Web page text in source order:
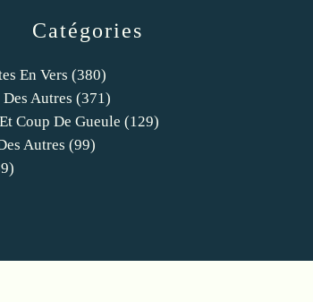
Catégories
En Vers (380)
Autres (371)
Coup De Gueule (129)
Autres (99)